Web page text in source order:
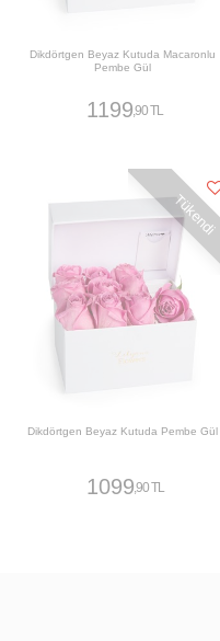
Dikdörtgen Beyaz Kutuda Macaronlu
Pembe Gül
1199,90 TL
Tükendi
Dikdörtgen Beyaz Kutuda Pembe Gül
1099,90 TL